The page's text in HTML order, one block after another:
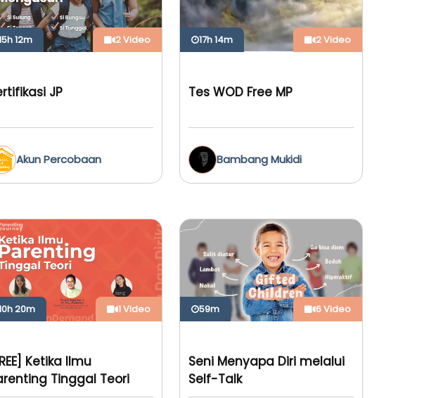
12m 2 Video
JP
Akun Percobaan
17h 14m 2 Video
Tes WOD Free MP
Bambang Mukidi
20m 1 Video
Ketika Ilmu
Tinggal Teori
59m 6 Video
Seni Menyapa Diri melalui
Self-Talk